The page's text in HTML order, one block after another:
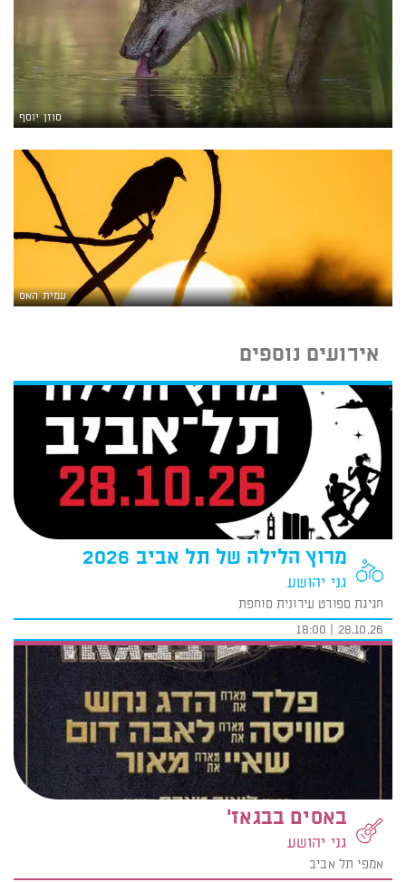
סוזן יוסף
עמית האס
אירועים נוספים
מרוץ הלילה של תל אביב 2026
גני יהושע
חגיגת ספורט עירונית סוחפת
28.10.26 | 18:00
באסים בבגאז'
גני יהושע
אמפי תל אביב